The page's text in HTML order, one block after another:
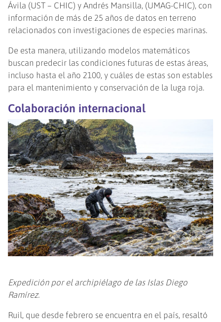
Ávila (UST – CHIC) y Andrés Mansilla, (UMAG-CHIC), con
información de más de 25 años de datos en terreno
relacionados con investigaciones de especies marinas.
De esta manera, utilizando modelos matemáticos
buscan predecir las condiciones futuras de estas áreas,
incluso hasta el año 2100, y cuáles de estas son estables
para el mantenimiento y conservación de la luga roja.
Colaboración internacional
Expedición por el archipiélago de las Islas Diego
Ramírez.
Ruil, que desde febrero se encuentra en el país, resaltó